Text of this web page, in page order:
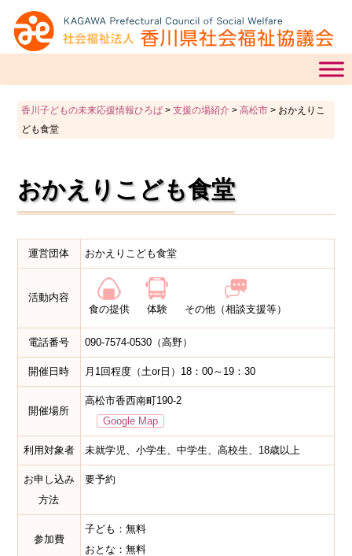
香川子どもの未来応援情報ひろば> 支援の場紹介> 高松市> おかえりこ
ども食堂
おかえりこども食堂
運営団体 おかえりこども食堂
活動内容
食の提供
体験 その他（相談支援等）
電話番号 090-7574-0530（高野）
開催日時 月1回程度（土or日）18：00～19：30
開催場所
高松市香西南町190-2
Google Map
利用対象者 未就学児、小学生、中学生、高校生、18歳以上
お申し込み
方法
要予約
参加費
子ども：無料
おとな：無料